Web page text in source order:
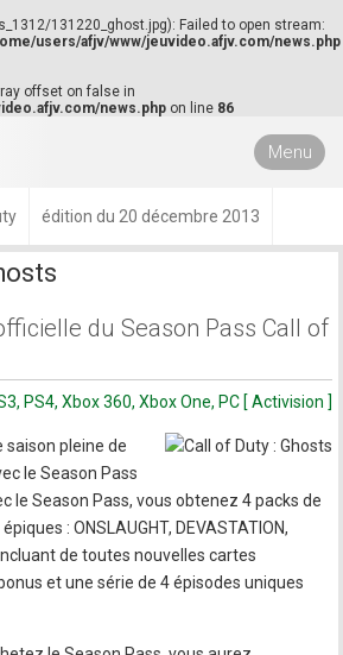
131220_ghost.jpg): Failed to open stream:
users/afjv/www/jeuvideo.afjv.com/news.php
offset on false in
news.php on line 86
Menu
édition du 20 décembre 2013
du Season Pass Call of
PS4, Xbox 360, Xbox One, PC [ Activision ]
saison pleine de
le Season Pass
le Season Pass, vous obtenez 4 packs de
: ONSLAUGHT, DEVASTATION,
incluant de toutes nouvelles cartes
et une série de 4 épisodes uniques